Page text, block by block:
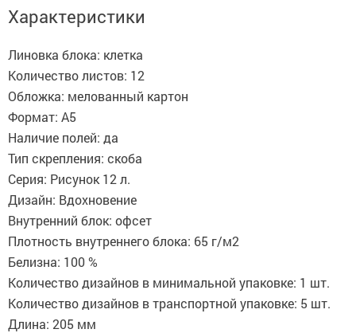
Характеристики
Линовка блока: клетка
Количество листов: 12
Обложка: мелованный картон
Формат: А5
Наличие полей: да
Тип скрепления: скоба
Серия: Рисунок 12 л.
Дизайн: Вдохновение
Внутренний блок: офсет
Плотность внутреннего блока: 65 г/м2
Белизна: 100 %
Количество дизайнов в минимальной упаковке: 1 шт.
Количество дизайнов в транспортной упаковке: 5 шт.
Длина: 205 мм